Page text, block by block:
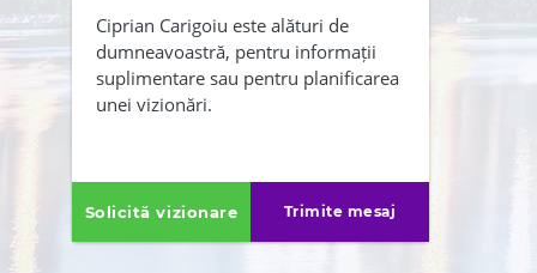
Ciprian Carigoiu este alături de
dumneavoastră, pentru informații
suplimentare sau pentru planificarea
unei vizionări.
Solicită vizionare Trimite mesaj
Am citit și sunt de acord cu
termenii și conditiile
,
Politica de confidentialitate